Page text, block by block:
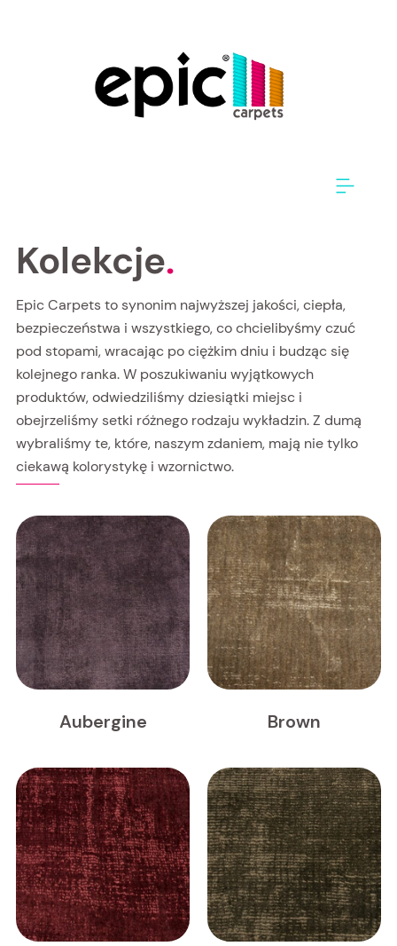
Kolekcje.
Epic Carpets to synonim najwyższej jakości, ciepła,
bezpieczeństwa i wszystkiego, co chcielibyśmy czuć
pod stopami, wracając po ciężkim dniu i budząc się
kolejnego ranka. W poszukiwaniu wyjątkowych
produktów, odwiedziliśmy dziesiątki miejsc i
obejrzeliśmy setki różnego rodzaju wykładzin. Z dumą
wybraliśmy te, które, naszym zdaniem, mają nie tylko
ciekawą kolorystykę i wzornictwo.
Aubergine Brown